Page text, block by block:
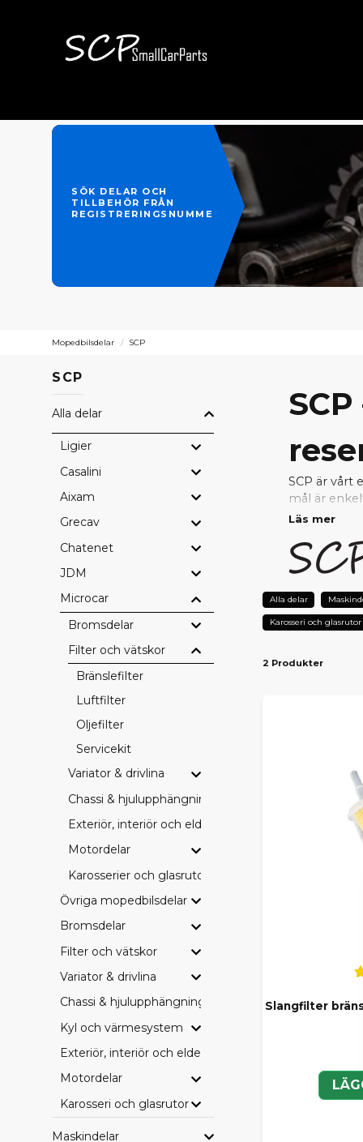
SÖK DELAR OCH
TILLBEHÖR FRÅN
REGISTRERINGSNUMMER
Mopedbilsdelar SCP
SCP
Alla delar
Ligier
Casalini
Aixam
Grecav
Chatenet
JDM
Microcar
Bromsdelar
Filter och vätskor
Bränslefilter
Luftfilter
Oljefilter
Servicekit
Variator & drivlina
Chassi & hjulupphängning
Exteriör, interiör och eldetaljer
Motordelar
Karosserier och glasrutor
Övriga mopedbilsdelar
Bromsdelar
Filter och vätskor
Variator & drivlina
Chassi & hjulupphängning
Kyl och värmesystem
Exteriör, interiör och eldetaljer
Motordelar
Karosseri och glasrutor
Maskindelar
SCP är vårt
mål är
uppfyller
reparera
Prisvärda–
Perfekt
I SCP-
Filter (olja,
Hjullager
Övriga
Perfekt för
SCP,
Hos oss är
budget
SCP –
Vi tycker
Läs mer
Alla delar
Karosseri och glasrutor
2 Produkter
Slangfilter